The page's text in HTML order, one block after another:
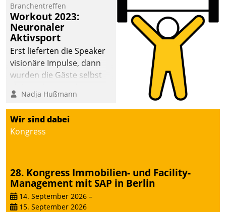
Mammutprojekte
meistern und Workloads
wuppen – bei zunehmend
anspruchsvollen
Aufgaben und
abnehmendem
Branchentreffen
Workout 2023:
Neuronaler
Aktivsport
Erst lieferten die Speaker
visionäre Impulse, dann
wurden die Gäste selbst
methodisch
Vernetzungsideen fürs
Quartier. Dazwischen
zeigte Datatrain, was es
Nadja Hußmann
Wir sind dabei
Kongress
28. Kongress Immobilien- und Facility-
Management mit SAP in Berlin
14. September 2026 –
15. September 2026